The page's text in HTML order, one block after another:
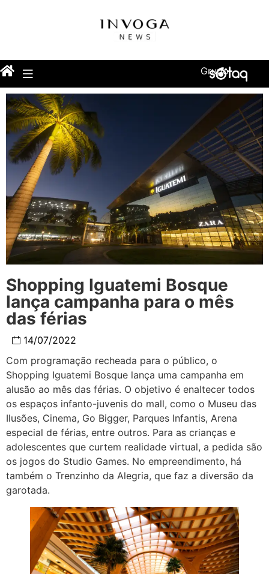
Grupo
Shopping Iguatemi Bosque
lança campanha para o mês
das férias
14/07/2022
Com programação recheada para o público, o
Shopping Iguatemi Bosque lança uma campanha em
alusão ao mês das férias. O objetivo é enaltecer todos
os espaços infanto-juvenis do mall, como o Museu das
Ilusões, Cinema, Go Bigger, Parques Infantis, Arena
especial de férias, entre outros. Para as crianças e
adolescentes que curtem realidade virtual, a pedida são
os jogos do Studio Games. No empreendimento, há
também o Trenzinho da Alegria, que faz a diversão da
garotada.